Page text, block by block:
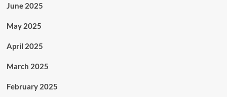
June 2025
May 2025
April 2025
March 2025
February 2025